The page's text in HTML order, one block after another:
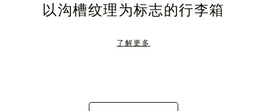
以沟槽纹理为标志的行李箱
了解更多